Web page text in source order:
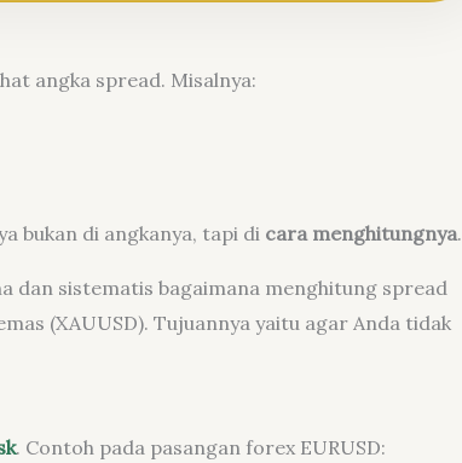
angka spread. Misalnya:
bukan di angkanya, tapi di cara menghitungnya.
dan sistematis bagaimana menghitung spread
(XAUUSD). Tujuannya yaitu agar Anda tidak
. Contoh pada pasangan forex EURUSD: